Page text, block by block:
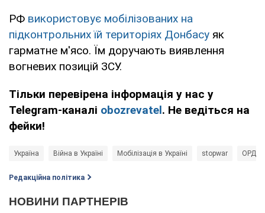
РФ використовує мобілізованих на
підконтрольних їй територіях Донбасу як
гарматне м'ясо. Їм доручають виявлення
вогневих позицій ЗСУ.
Тільки перевірена інформація у нас у
Telegram-каналі obozrevatel. Не ведіться на
фейки!
Україна Війна в Україні Мобілізація в Україні stopwar
Редакційна політика